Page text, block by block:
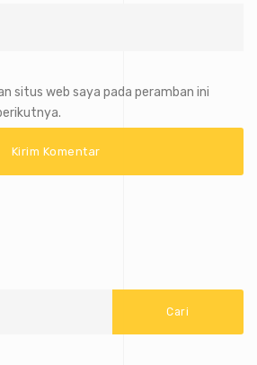
situs web saya pada peramban ini